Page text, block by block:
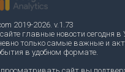
2019-2026. v.1.73
главные новости сегодня в
только самые важные и
в удобном формате.